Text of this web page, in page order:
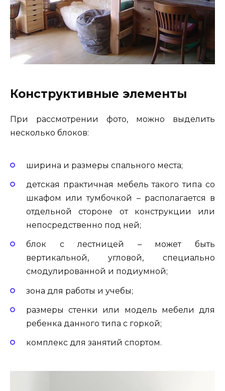
Конструктивные элементы
При рассмотрении фото, можно выделить
несколько блоков:
ширина и размеры спального места;
детская практичная мебель такого типа со
шкафом или тумбочкой – располагается в
отдельной стороне от конструкции или
непосредственно под ней;
блок с лестницей – может быть
вертикальной, угловой, специально
смодулированной и подиумной;
зона для работы и учебы;
размеры стенки или модель мебели для
ребенка данного типа с горкой;
комплекс для занятий спортом.